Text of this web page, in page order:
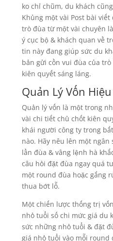
ko chỉ chũm, du khách
Khủng một vài Post bài
trò đùa từ một vài chuyên
ý cục bộ & khách quan về
tin này đang giúp sức du
bản gửi cồn vui đùa của
kiên quyết sáng láng.
Quản Lý Vốn
Quản lý vốn là một trong
vài chi tiết chủ chốt kiên
khái người công ty trong
nào. Hãy nêu lên một ngân
lần đùa & vâng lệnh hà
câu hỏi đặt đùa ngay quá
một round đùa hoặc gắng
thua bớt lỗ.
Một chiến lược thống trị
nhỏ tuổi số chi mức giá du
sức những nhỏ tuổi & đặt
giá nhỏ tuổi vào mỗi